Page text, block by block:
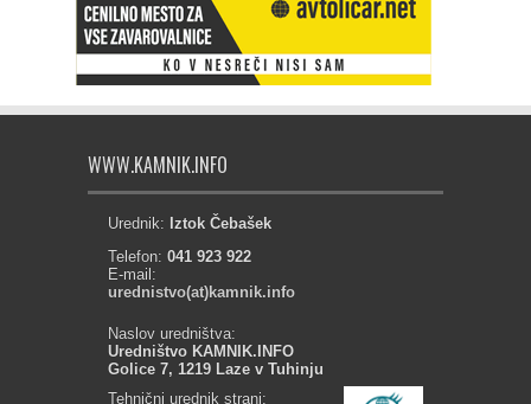
WWW.KAMNIK.INFO
Urednik: Iztok Čebašek
Telefon: 041 923 922
E-mail:
urednistvo(at)kamnik.info
Naslov uredništva:
Uredništvo KAMNIK.INFO
Golice 7, 1219 Laze v Tuhinju
Tehnični urednik strani: